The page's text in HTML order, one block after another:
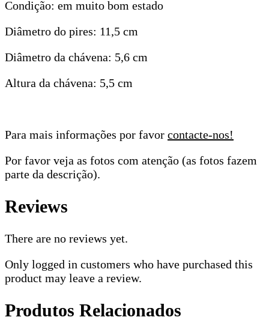
Condição: em muito bom estado
Diâmetro do pires: 11,5 cm
Diâmetro da chávena: 5,6 cm
Altura da chávena: 5,5 cm
Para mais informações por favor contacte-nos!
Por favor veja as fotos com atenção (as fotos fazem
parte da descrição).
Reviews
There are no reviews yet.
Only logged in customers who have purchased this
product may leave a review.
Produtos Relacionados